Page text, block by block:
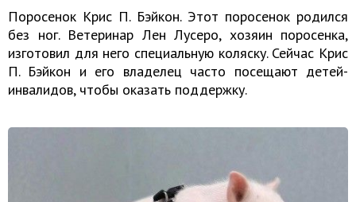
Поросенок Крис П. Бэйкон. Этот поросенок родился
без ног. Ветеринар Лен Лусеро, хозяин поросенка,
изготовил для него специальную коляску. Сейчас Крис
П. Бэйкон и его владелец часто посещают детей-
инвалидов, чтобы оказать поддержку.